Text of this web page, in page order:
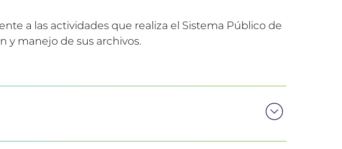
a las actividades que realiza el Sistema Público de
y manejo de sus archivos.